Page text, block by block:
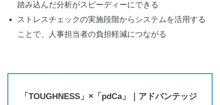
踏み込んだ分析がスピーディーにできる
ストレスチェックの実施段階からシステムを活用する
ことで、人事担当者の負担軽減につながる
「TOUGHNESS」×「pdCa」｜アドバンテッジ